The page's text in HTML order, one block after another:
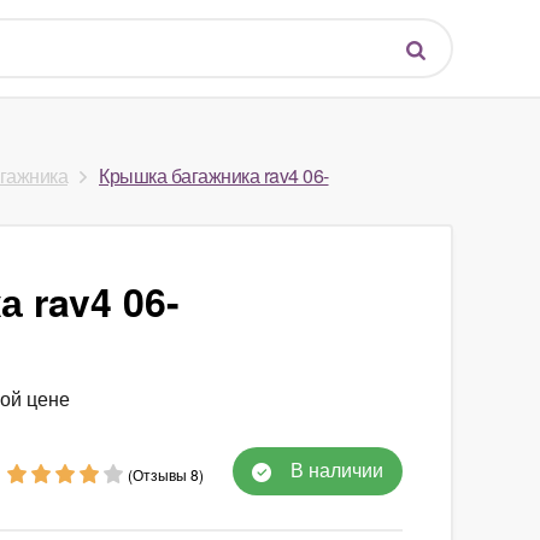
Крышка багажника rav4 06-
rav4 06-
цене
(Отзывы 8) В наличии